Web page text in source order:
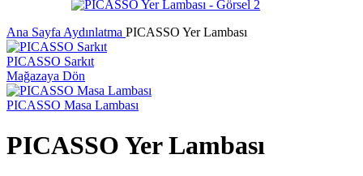
Ana Sayfa Aydınlatma PICASSO Yer Lambası
PICASSO Sarkıt
Mağazaya Dön
PICASSO Masa Lambası
PICASSO Yer Lambası